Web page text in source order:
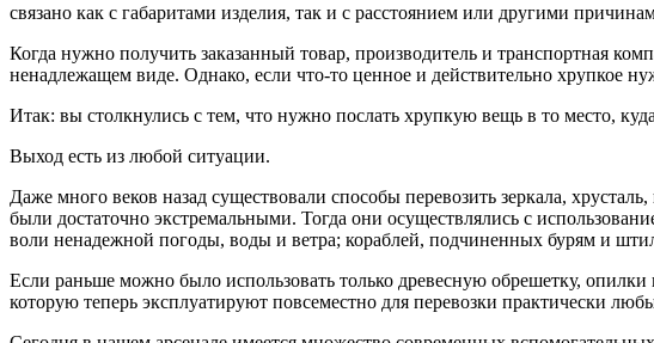
связано как с габаритами изделия, так и с расстоянием или другими
Когда нужно получить заказанный товар, производитель и транспортная
ненадлежащем виде. Однако, если что-то ценное и действительно хрупкое
Итак: вы столкнулись с тем, что нужно послать хрупкую вещь в то место,
Выход есть из любой ситуации.
Даже много веков назад существовали способы перевозить зеркала,
были достаточно экстремальными. Тогда они осуществлялись с
воли ненадежной погоды, воды и ветра; кораблей, подчиненных бурям и
Если раньше можно было использовать только древесную обрешетку,
которую теперь эксплуатируют повсеместно для перевозки практически